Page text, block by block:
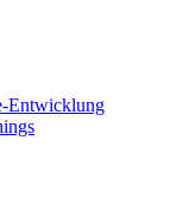
Entwicklung